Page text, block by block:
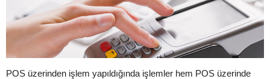
POS üzerinden işlem yapıldığında işlemler hem POS üzerinde